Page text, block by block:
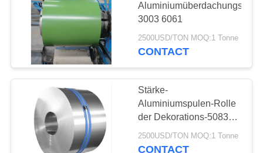
3003 6061
2500USD/TON MOQ:1 Tonne
CONTACT
Stärke-
Aluminiumspulen-Rolle
der Dekorations-5083
6mm
2500USD/TON MOQ:1 Tonne
CONTACT